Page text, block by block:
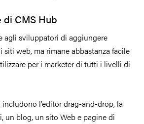
CMS Hub
agli sviluppatori di aggiungere
web, ma rimane abbastanza facile
per i marketer di tutti i livelli di
l’editor drag-and-drop, la
un blog, un sito Web e pagine di